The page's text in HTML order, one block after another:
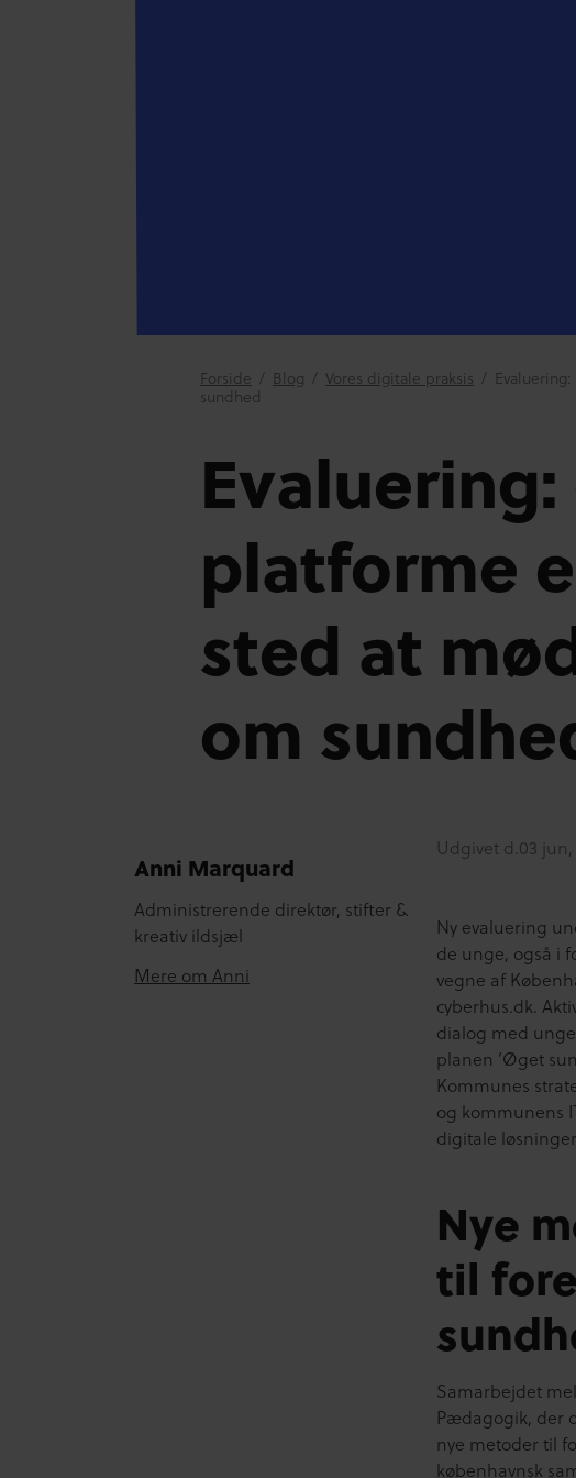
Forside / Blog / Vores digitale praksis /
sundhed
platforme
sted at
om
Anni Marquard
Administrerende direktør, stifter &
kreativ ildsjæl
Mere om Anni
Udgivet d. 03 jun,
Ny evaluering
de unge, også i
vegne af
cyberhus.dk.
dialog med
planen ’Øget
Kommunes
og kommunens
digitale
Nye
til
Samarbejdet
Pædagogik, der
nye metoder til
københavnsk